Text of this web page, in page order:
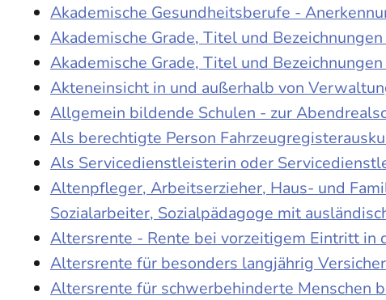
Akademische Gesundheitsberufe -
Akademische Grade, Titel und
Akademische Grade, Titel und
Akteneinsicht in und außerhalb von
Allgemein bildende Schulen - zur
Als berechtigte Person
Als Servicedienstleisterin oder
Altenpfleger, Arbeitserzieher, Haus- und
Sozialarbeiter, Sozialpädagoge mit
Altersrente - Rente bei vorzeitigem Eintritt in
Altersrente für besonders langjährig
Altersrente für schwerbehinderte Menschen